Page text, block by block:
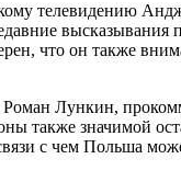
телевидению
что он также
Лункин,
также значимой
с чем Польша